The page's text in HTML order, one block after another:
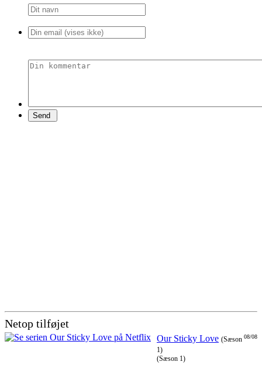
Netop tilføjet
08/08
Our Sticky Love (Sæson
1)
(Sæson 1)